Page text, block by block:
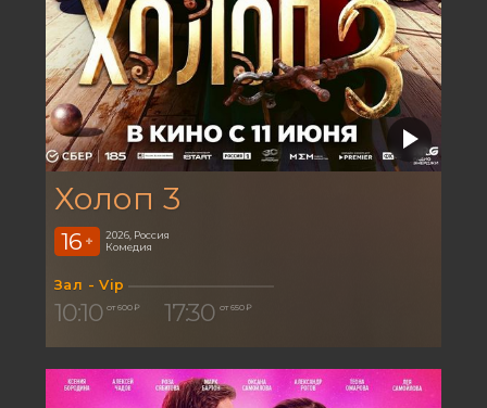
Холоп 3
16 +
2026, Россия
Комедия
Зал - Vip
10:10 от 600 ₽ 17:30 от 650 ₽